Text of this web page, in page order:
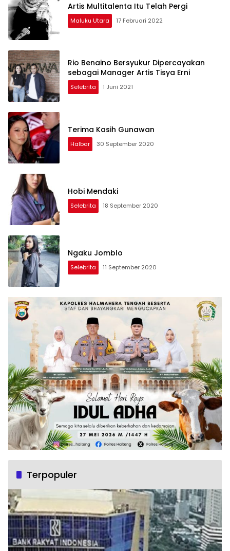
Artis Multitalenta Itu Telah Pergi
Maluku Utara 17 Februari 2022
Rio Benaino Bersyukur Dipercayakan
sebagai Manager Artis Tisya Erni
Selebrita 1 Juni 2021
Terima Kasih Gunawan
Halbar 30 September 2020
Hobi Mendaki
Selebrita 18 September 2020
Ngaku Jomblo
Selebrita 11 September 2020
Terpopuler